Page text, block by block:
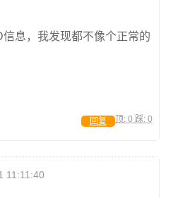
息，我发现都不像个正常的
顶: 0 踩: 0
回复
11:11:40